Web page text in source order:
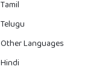
Tamil
Telugu
Other Languages
Hindi